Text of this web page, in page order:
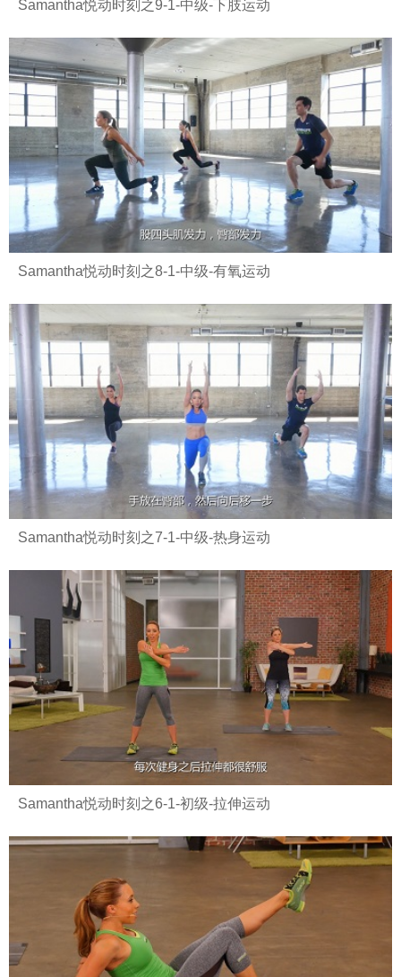
Samantha悦动时刻之9-1-中级-下肢运动
Samantha悦动时刻之8-1-中级-有氧运动
Samantha悦动时刻之7-1-中级-热身运动
Samantha悦动时刻之6-1-初级-拉伸运动